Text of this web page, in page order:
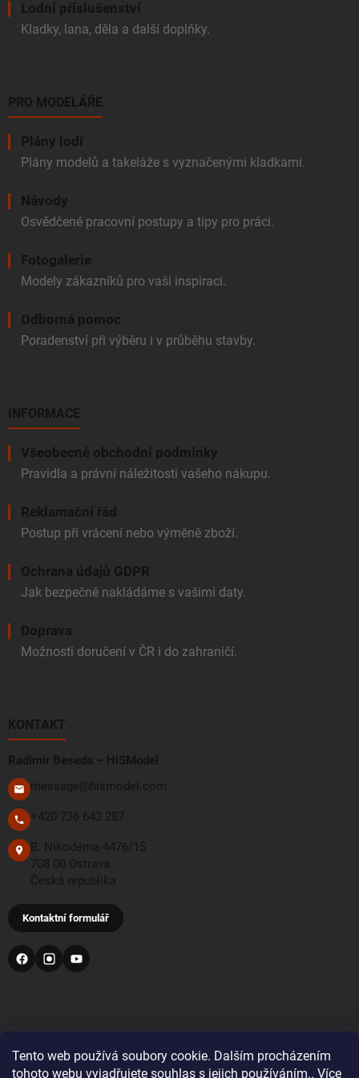
Tento web používá soubory cookie. Dalším procházením
tohoto webu vyjadřujete souhlas s jejich používáním.. Více
Lodní příslušenství
Kladky, lana, děla a další doplňky.
PRO MODELÁŘE
Plány lodí
Plány modelů a takeláže s vyznačenými kladkami.
Návody
Osvědčené pracovní postupy a tipy pro práci.
Fotogalerie
Modely zákazníků pro vaši inspiraci.
Odborná pomoc
Poradenství při výběru i v průběhu stavby.
INFORMACE
Všeobecné obchodní podmínky
Pravidla a právní náležitosti vašeho nákupu.
Reklamační řád
Postup při vrácení nebo výměně zboží.
Ochrana údajů GDPR
Jak bezpečně nakládáme s vašimi daty.
Doprava
Možnosti doručení v ČR i do zahraničí.
KONTAKT
Radimír Beseda – HiSModel
message@hismodel.com
+420 736 643 287
B. Nikodéma 4476/15
708 00 Ostrava
Česká republika
Kontaktní formulář
PŘIJÍMÁME TYTO PLATEBNÍ METODY